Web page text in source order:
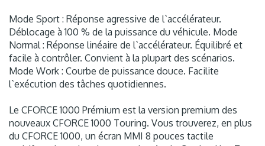
Mode Sport : Réponse agressive de l`accélérateur.
Déblocage à 100 % de la puissance du véhicule. Mode
Normal : Réponse linéaire de l`accélérateur. Équilibré et
facile à contrôler. Convient à la plupart des scénarios.
Mode Work : Courbe de puissance douce. Facilite
l`exécution des tâches quotidiennes.
Le CFORCE 1000 Prémium est la version premium des
nouveaux CFORCE 1000 Touring. Vous trouverez, en plus
du CFORCE 1000, un écran MMI 8 pouces tactile